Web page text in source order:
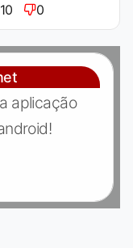
10 0
aplicação